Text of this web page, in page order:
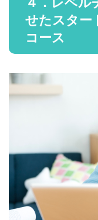
せたスター
コース